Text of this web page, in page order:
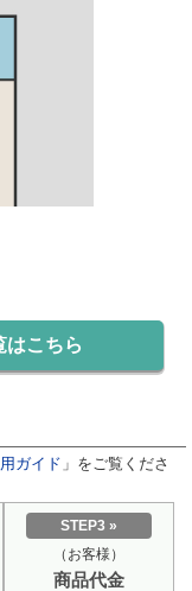
はこちら
ガイド 」をご覧くださ
STEP3 »
（お客様）
商品代金